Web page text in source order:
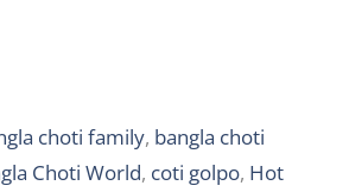
choti family, bangla choti
Choti World, coti golpo, Hot